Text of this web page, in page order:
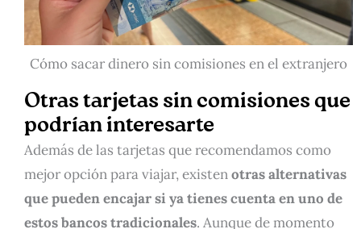
Cómo sacar dinero sin comisiones en el extranjero
Otras tarjetas sin comisiones que
podrían interesarte
Además de las tarjetas que recomendamos como
mejor opción para viajar, existenotras alternativas
que pueden encajarsi ya tienes cuenta en uno de
estos bancos tradicionales. Aunque de momento